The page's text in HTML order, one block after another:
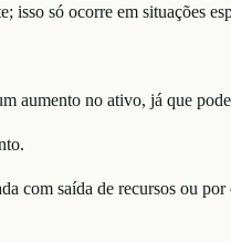
isso só ocorre em situações
aumento no ativo, já que
com saída de recursos ou